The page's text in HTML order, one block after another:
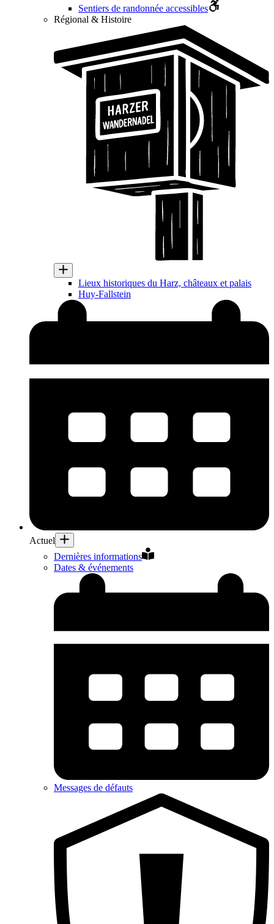
Sentiers de randonnée accessibles
Régional & Histoire
Lieux historiques du Harz, châteaux et palais
Huy-Fallstein
Actuel
Dernières informations
Dates & événements
Messages de défauts